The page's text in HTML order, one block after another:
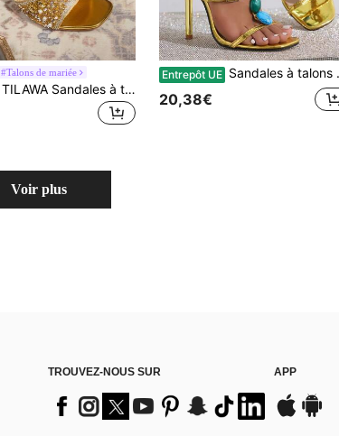
#Talons de mariée
CUCCOO TILAWA Sandales à talons hauts ornées de cristaux et de strass pour femmes, convenant aux activités extérieures et aux fêtes, chaussures de printemps et d'été, talons pour le printemps, Pâques et les bals
Entrepôt UE Sandales à talons hauts à bout carré pour femmes, sexy à bout ouvert, respirantes pour le port décontracté d'été, élégantes pour les fêtes, les mariages, la danse. Confortables talons hauts romains ornés de cristaux
20,38€
Voir plus
TROUVEZ-NOUS SUR APP